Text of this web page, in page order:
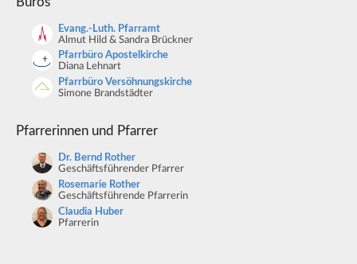
Evang.-Luth. Pfarramt
Almut Hild & Sandra Brückner
Pfarrbüro Apostelkirche
Diana Lehnart
Pfarrbüro Versöhnungskirche
Simone Brandstädter
Pfarrerinnen und Pfarrer
Dr. Bernd Rother
Geschäftsführender Pfarrer
Rosemarie Rother
Geschäftsführende Pfarrerin
Claudia Huber
Pfarrerin